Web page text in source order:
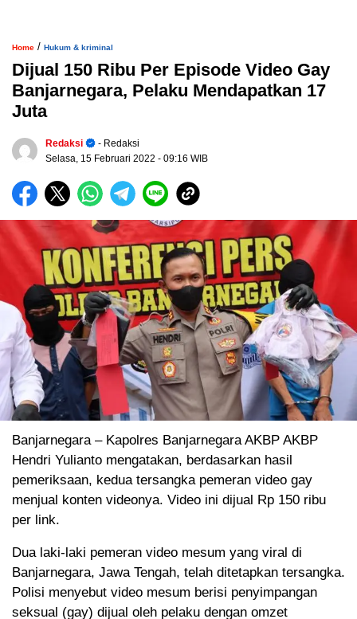
Home / Hukum & kriminal
Dijual 150 Ribu Per Episode Video Gay
Banjarnegara, Pelaku Mendapatkan 17
Juta
Redaksi
- Redaksi
Selasa, 15 Februari 2022 - 09:16 WIB
Banjarnegara – Kapolres Banjarnegara AKBP AKBP
Hendri Yulianto mengatakan, berdasarkan hasil
pemeriksaan, kedua tersangka pemeran video gay
menjual konten videonya. Video ini dijual Rp 150 ribu
per link.
Dua laki-laki pemeran video mesum yang viral di
Banjarnegara, Jawa Tengah, telah ditetapkan tersangka.
Polisi menyebut video mesum berisi penyimpangan
seksual (gay) dijual oleh pelaku dengan omzet